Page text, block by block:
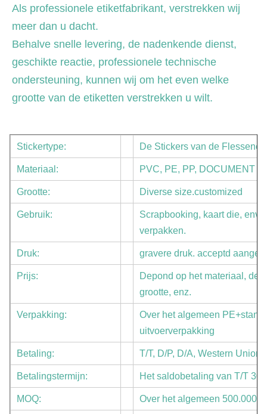
Als professionele etiketfabrikant, verstrekken wij
meer dan u dacht.
Behalve snelle levering, de nadenkende dienst,
geschikte reactie, professionele technische
ondersteuning, kunnen wij om het even welke
grootte van de etiketten verstrekken u wilt.
Stickertype: De Stickers van de
Materiaal: PVC, PE, PP, DOCUMENT
Grootte: Diverse size.customized
Gebruik:
Scrapbooking, kaart die,
verpakken.
Druk: gravere druk. acceptd
Prijs:
Depond op het materiaal, de
grootte, enz.
Verpakking:
Over het algemeen
uitvoerverpakking
Betaling: T/T, D/P, D/A, Western
Betalingstermijn: Het saldobetaling van T/T
MOQ: Over het algemeen 500.000